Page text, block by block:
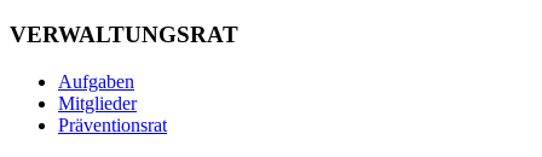
VERWALTUNGSRAT
Aufgaben
Mitglieder
Präventionsrat